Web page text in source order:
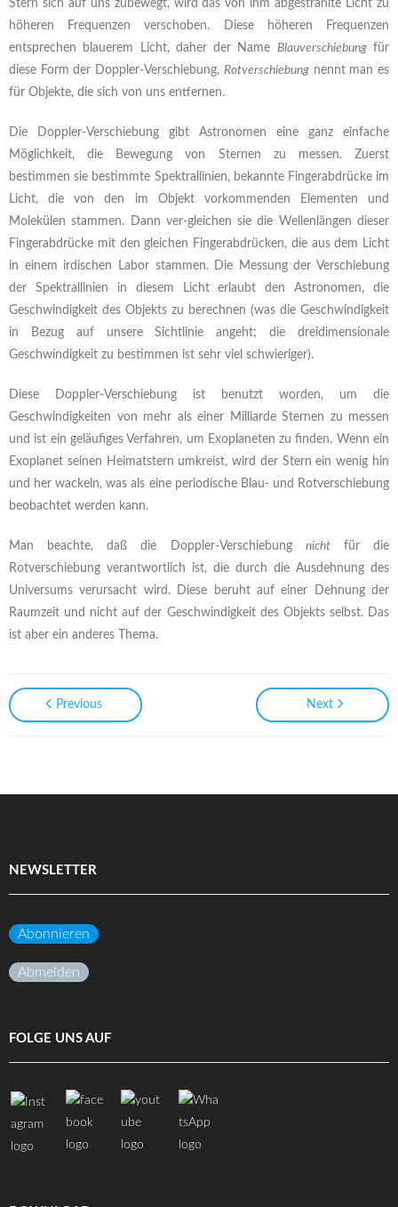
Stern sich auf uns zubewegt, wird das von ihm abgestrahlte Licht zu
höheren Frequenzen verschoben. Diese höheren Frequenzen
entsprechen blauerem Licht, daher der Name Blauverschiebungfür
diese Form der Doppler-Verschiebung, Rotverschiebungnennt man es
für Objekte, die sich von uns entfernen.
Die Doppler-Verschiebung gibt Astronomen eine ganz einfache
Möglichkeit, die Bewegung von Sternen zu messen. Zuerst
bestimmen sie bestimmte Spektrallinien, bekannte Fingerabdrücke im
Licht, die von den im Objekt vorkommenden Elementen und
Molekülen stammen. Dann ver-gleichen sie die Wellenlängen dieser
Fingerabdrücke mit den gleichen Fingerabdrücken, die aus dem Licht
in einem irdischen Labor stammen. Die Messung der Verschiebung
der Spektrallinien in diesem Licht erlaubt den Astronomen, die
Geschwindigkeit des Objekts zu berechnen (was die Geschwindigkeit
in Bezug auf unsere Sichtlinie angeht; die dreidimensionale
Geschwindigkeit zu bestimmen ist sehr viel schwieriger).
Diese Doppler-Verschiebung ist benutzt worden, um die
Geschwindigkeiten von mehr als einer Milliarde Sternen zu messen
und ist ein geläufiges Verfahren, um Exoplaneten zu finden. Wenn ein
Exoplanet seinen Heimatstern umkreist, wird der Stern ein wenig hin
und her wackeln, was als eine periodische Blau- und Rotverschiebung
beobachtet werden kann.
Man beachte, daß die Doppler-Verschiebung nichtfür die
Rotverschiebung verantwortlich ist, die durch die Ausdehnung des
Universums verursacht wird. Diese beruht auf einer Dehnung der
Raumzeit und nicht auf der Geschwindigkeit des Objekts selbst. Das
ist aber ein anderes Thema.
Previous Next
NEWSLETTER
Abonnieren
Abmelden
FOLGE UNS AUF